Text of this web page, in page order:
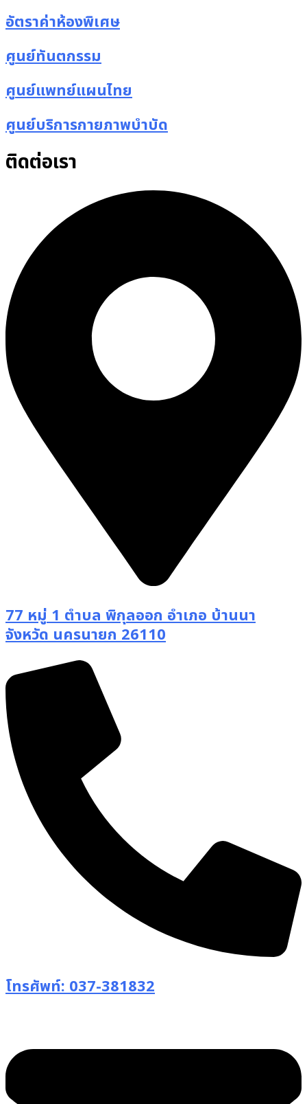
อัตราค่าห้องพิเศษ
ศูนย์ทันตกรรม
ศูนย์แพทย์แผนไทย
ศูนย์บริการกายภาพบำบัด
ติดต่อเรา
77 หมู่ 1 ตำบล พิกุลออก อำเภอ บ้านนา
จังหวัด นครนายก 26110
โทรศัพท์: 037-381832